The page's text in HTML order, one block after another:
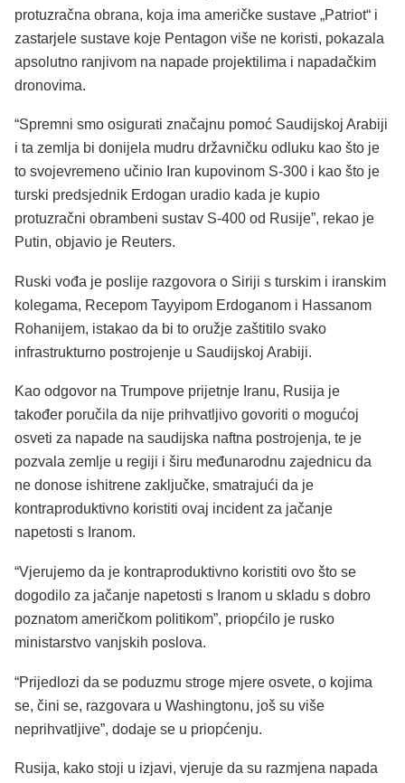
protuzračna obrana, koja ima američke sustave „Patriot“ i
zastarjele sustave koje Pentagon više ne koristi, pokazala
apsolutno ranjivom na napade projektilima i napadačkim
dronovima.
“Spremni smo osigurati značajnu pomoć Saudijskoj Arabiji
i ta zemlja bi donijela mudru državničku odluku kao što je
to svojevremeno učinio Iran kupovinom S-300 i kao što je
turski predsjednik Erdogan uradio kada je kupio
protuzračni obrambeni sustav S-400 od Rusije”, rekao je
Putin, objavio je Reuters.
Ruski vođa je poslije razgovora o Siriji s turskim i iranskim
kolegama, Recepom Tayyipom Erdoganom i Hassanom
Rohanijem, istakao da bi to oružje zaštitilo svako
infrastrukturno postrojenje u Saudijskoj Arabiji.
Kao odgovor na Trumpove prijetnje Iranu, Rusija je
također poručila da nije prihvatljivo govoriti o mogućoj
osveti za napade na saudijska naftna postrojenja, te je
pozvala zemlje u regiji i širu međunarodnu zajednicu da
ne donose ishitrene zaključke, smatrajući da je
kontraproduktivno koristiti ovaj incident za jačanje
napetosti s Iranom.
“Vjerujemo da je kontraproduktivno koristiti ovo što se
dogodilo za jačanje napetosti s Iranom u skladu s dobro
poznatom američkom politikom”, priopćilo je rusko
ministarstvo vanjskih poslova.
“Prijedlozi da se poduzmu stroge mjere osvete, o kojima
se, čini se, razgovara u Washingtonu, još su više
neprihvatljive”, dodaje se u priopćenju.
Rusija, kako stoji u izjavi, vjeruje da su razmjena napada